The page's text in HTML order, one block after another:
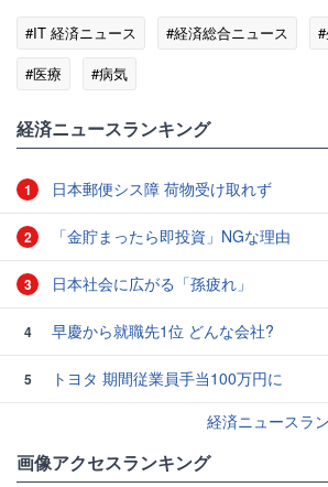
#IT 経済ニュース #経済総合ニュース
#医療
#病気
経済ニュースランキング
1 日本郵便シス障 荷物受け取れず
2 「金貯まったら即投資」NGな理由
3 日本社会に広がる「孫疲れ」
4 早慶から就職先1位 どんな会社?
5
トヨタ 期間従業員手当100万円に
経済ニュースラ
画像アクセスランキング